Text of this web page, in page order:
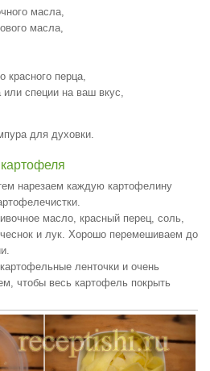
масла,
масла,
красного перца,
специи на ваш вкус,
для духовки.
нарезаем каждую картофелину
масло, красный перец, соль,
и лук. Хорошо перемешиваем до
ленточки и очень
чтобы весь картофель покрыть